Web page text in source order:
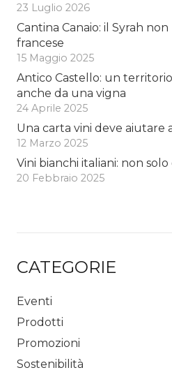
23 Luglio 2026
Cantina Canaio: il Syrah
francese
15 Maggio 2025
Antico Castello: un
anche da una vigna
24 Aprile 2025
Una carta vini deve aiutare
12 Marzo 2025
Vini bianchi italiani: non solo
20 Febbraio 2025
CATEGORIE
Eventi
Prodotti
Promozioni
Sostenibilità